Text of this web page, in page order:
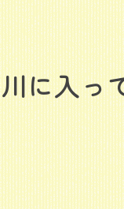
に入っ